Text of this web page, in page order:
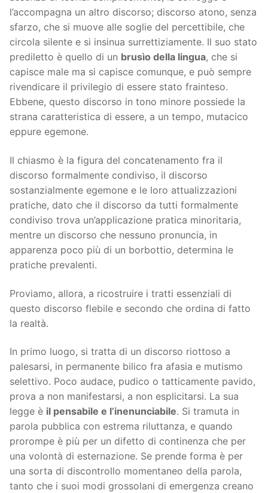
l’accompagna un altro discorso; discorso atono, senza
sfarzo, che si muove alle soglie del percettibile, che
circola silente e si insinua surrettiziamente. Il suo stato
prediletto è quello di un brusìo della lingua, che si
capisce male ma si capisce comunque, e può sempre
rivendicare il privilegio di essere stato frainteso.
Ebbene, questo discorso in tono minore possiede la
strana caratteristica di essere, a un tempo, mutacico
eppure egemone.
Il chiasmo è la figura del concatenamento fra il
discorso formalmente condiviso, il discorso
sostanzialmente egemone e le loro attualizzazioni
pratiche, dato che il discorso da tutti formalmente
condiviso trova un’applicazione pratica minoritaria,
mentre un discorso che nessuno pronuncia, in
apparenza poco più di un borbottio, determina le
pratiche prevalenti.
Proviamo, allora, a ricostruire i tratti essenziali di
questo discorso flebile e secondo che ordina di fatto
la realtà.
In primo luogo, si tratta di un discorso riottoso a
palesarsi, in permanente bilico fra afasia e mutismo
selettivo. Poco audace, pudico o tatticamente pavido,
prova a non manifestarsi, a non esplicitarsi. La sua
legge è il pensabile e l’inenunciabile. Si tramuta in
parola pubblica con estrema riluttanza, e quando
prorompe è più per un difetto di continenza che per
una volontà di esternazione. Se prende forma è per
una sorta di discontrollo momentaneo della parola,
tanto che i suoi modi grossolani di emergenza creano